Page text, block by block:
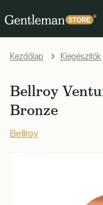
Kezdőlap Kiegészítők
Bellroy
Bronze
Bellroy